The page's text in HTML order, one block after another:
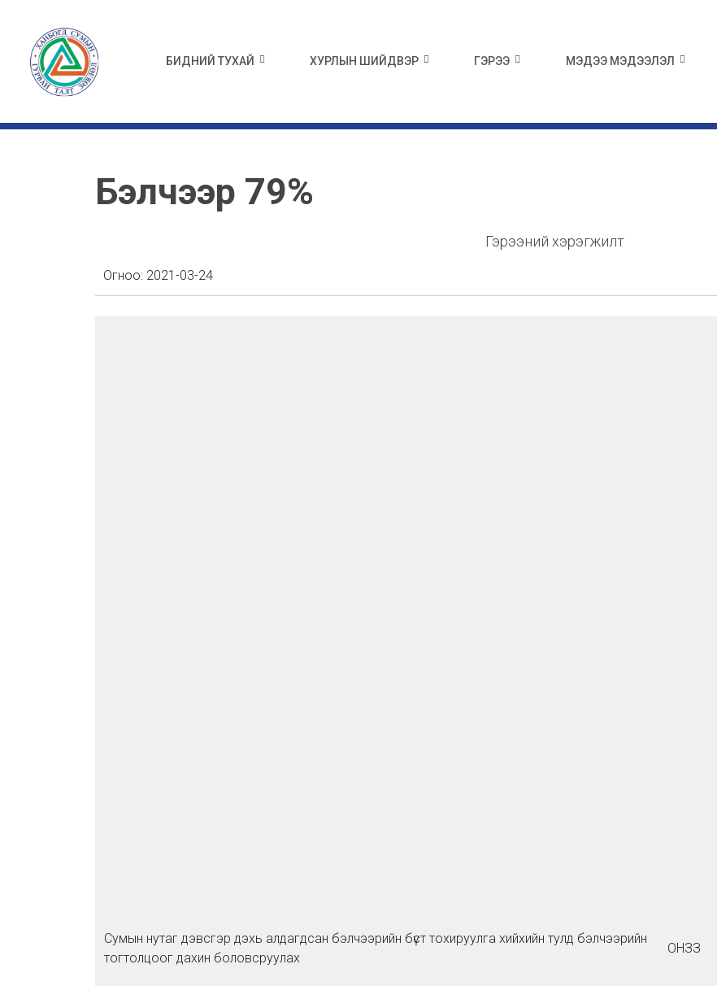
БИДНИЙ ТУХАЙ ХУРЛЫН ШИЙДВЭР ГЭРЭЭ МЭДЭЭ МЭДЭЭЛЭЛ
Бэлчээр 79%
Гэрээний хэрэгжилт
Огноо: 2021-03-24
Сумын нутаг дэвсгэр дэхь алдагдсан бэлчээрийн бүст тохируулга хийхийн тулд бэлчээрийн
тогтолцоог дахин боловсруулах
ОНЗЗ